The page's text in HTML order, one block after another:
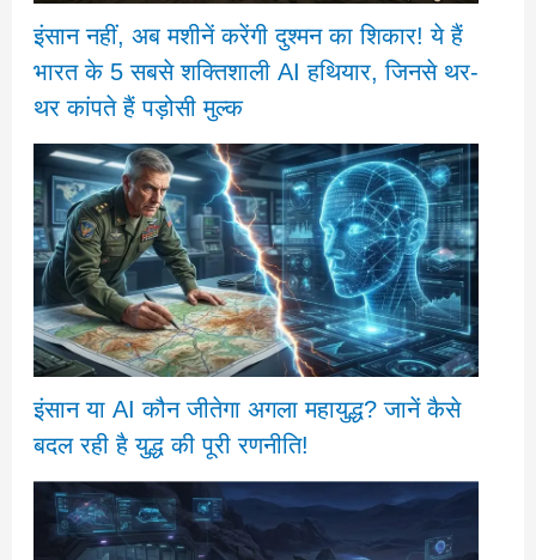
इंसान नहीं, अब मशीनें करेंगी दुश्मन का शिकार! ये हैं
भारत के 5 सबसे शक्तिशाली AI हथियार, जिनसे थर-
थर कांपते हैं पड़ोसी मुल्क
इंसान या AI कौन जीतेगा अगला महायुद्ध? जानें कैसे
बदल रही है युद्ध की पूरी रणनीति!